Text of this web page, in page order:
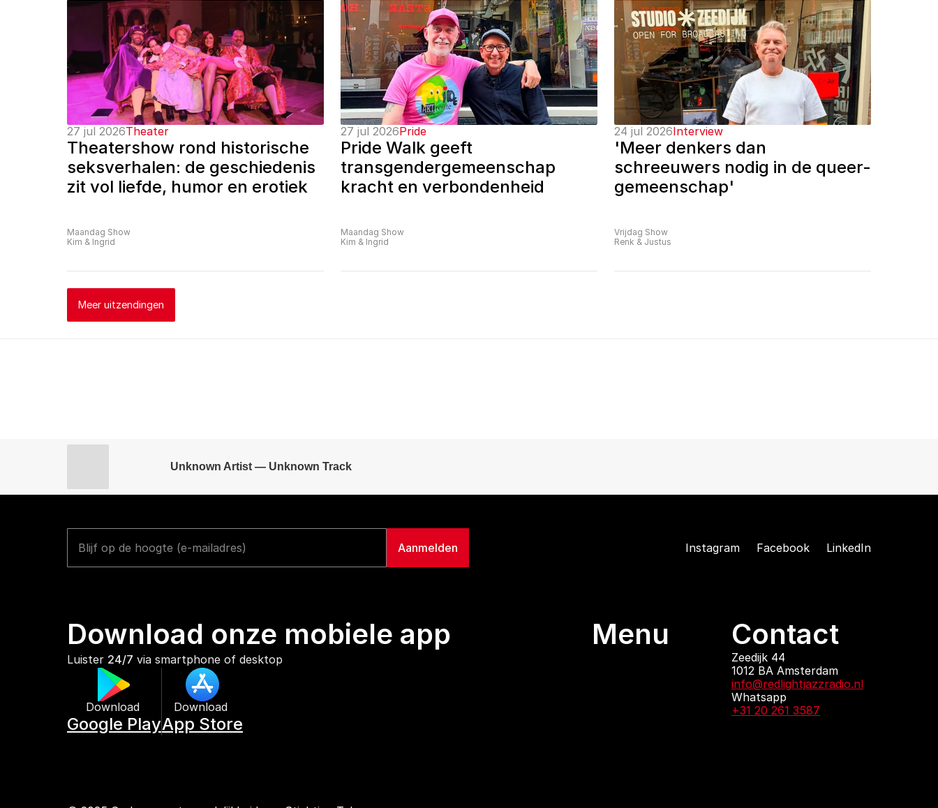
27 jul 2026Theater
Theatershow rond historische
seksverhalen: de geschiedenis
zit vol liefde, humor en erotiek
Maandag Show
Kim & Ingrid
27 jul 2026Pride
Pride Walk geeft
transgendergemeenschap
kracht en verbondenheid
Maandag Show
Kim & Ingrid
24 jul 2026Interview
'Meer denkers dan
schreeuwers nodig in de queer-
gemeenschap'
Vrijdag Show
Renk & Justus
Meer uitzendingen
Unknown Artist — Unknown Track
Instagram Facebook LinkedIn
Download onze mobiele app
Luister 24/7 via smartphone of desktop
Download
Google Play
Download
App Store
Menu Contact
Zeedijk 44
1012 BA Amsterdam
info@redlightjazzradio.nl
Whatsapp
+31 20 261 3587